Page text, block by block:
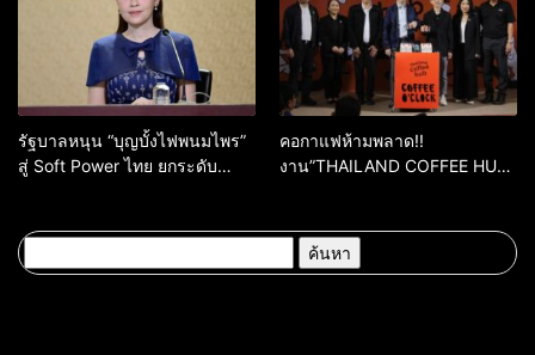
รัฐบาลหนุน “บุญบั้งไฟพนมไพร”
สู่ Soft Power ไทย ยกระดับ
ภูมิใจของชาติ
คอกาแฟห้ามพลาด!!
งาน”THAILAND COFFEE HUB
ขอนแก่น
สำหรับ: